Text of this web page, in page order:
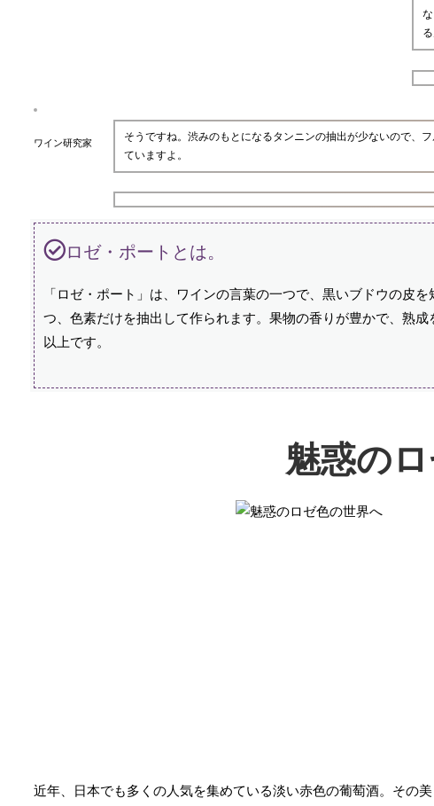
ワイン研究家
そうですね。渋みのもとになるタンニンの抽出が少ないので、
ていますよ。
ロゼ・ポートとは。
「ロゼ・ポート」は、ワインの言葉の一つで、黒いブドウの皮
つ、色素だけを抽出して作られます。果物の香りが豊かで、熟
以上です。
魅惑の
近年、日本でも多くの人気を集めている淡い赤色の葡萄酒。その